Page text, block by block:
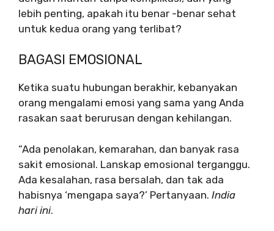
lebih penting, apakah itu benar -benar sehat
untuk kedua orang yang terlibat?
BAGASI EMOSIONAL
Ketika suatu hubungan berakhir, kebanyakan
orang mengalami emosi yang sama yang Anda
rasakan saat berurusan dengan kehilangan.
“Ada penolakan, kemarahan, dan banyak rasa
sakit emosional. Lanskap emosional terganggu.
Ada kesalahan, rasa bersalah, dan tak ada
habisnya ‘mengapa saya?’ Pertanyaan. India
hari ini.